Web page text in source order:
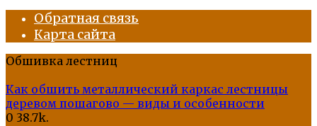
Обратная связь
Карта сайта
Обшивка лестниц
Как обшить металлический каркас лестницы
деревом пошагово — виды и особенности
0 38.7k.